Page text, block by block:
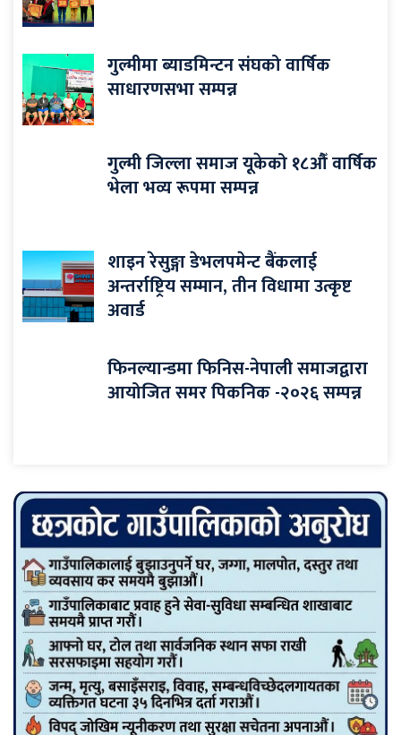
गुल्मीमा ब्याडमिन्टन संघको वार्षिक
साधारणसभा सम्पन्न
गुल्मी जिल्ला समाज यूकेको १८औँ वार्षिक
भेला भव्य रूपमा सम्पन्न
शाइन रेसुङ्गा डेभलपमेन्ट बैंकलाई
अन्तर्राष्ट्रिय सम्मान, तीन विधामा उत्कृष्ट
अवार्ड
फिनल्यान्डमा फिनिस-नेपाली समाजद्वारा
आयोजित समर पिकनिक -२०२६ सम्पन्न